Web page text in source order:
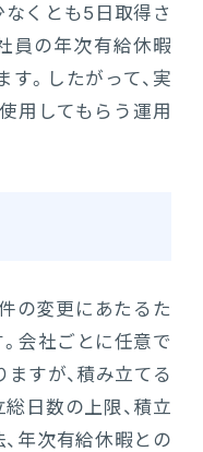
なくとも5日取得さ
員の年次有給休暇
。したがって、実
用してもらう運用
の変更にあたるた
会社ごとに任意で
すが、積み立てる
日数の上限、積立
年次有給休暇との